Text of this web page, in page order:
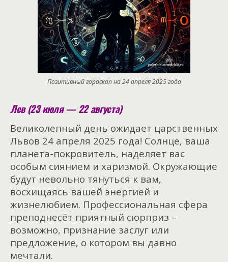
Позитивный гороскоп на 24 апреля 2025 года
Лев (23 июля — 22 августа)
Великолепный день ожидает царственных
Львов 24 апреля 2025 года! Солнце, ваша
планета-покровитель, наделяет вас
особым сиянием и харизмой. Окружающие
будут невольно тянуться к вам,
восхищаясь вашей энергией и
жизнелюбием. Профессиональная сфера
преподнесёт приятный сюрприз –
возможно, признание заслуг или
предложение, о котором вы давно
мечтали.